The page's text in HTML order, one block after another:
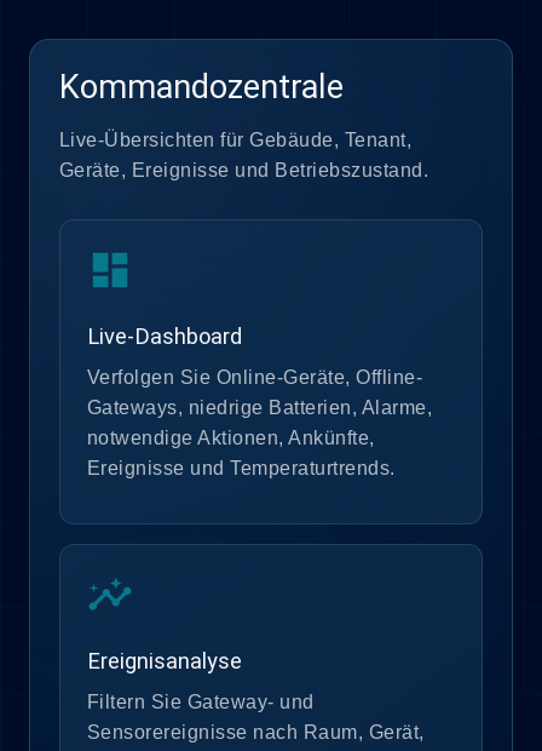
Kommandozentrale
Live-Übersichten für Gebäude, Tenant,
Geräte, Ereignisse und Betriebszustand.
dashboard
Live-Dashboard
Verfolgen Sie Online-Geräte, Offline-
Gateways, niedrige Batterien, Alarme,
notwendige Aktionen, Ankünfte,
Ereignisse und Temperaturtrends.
insights
Ereignisanalyse
Filtern Sie Gateway- und
Sensorereignisse nach Raum, Gerät,